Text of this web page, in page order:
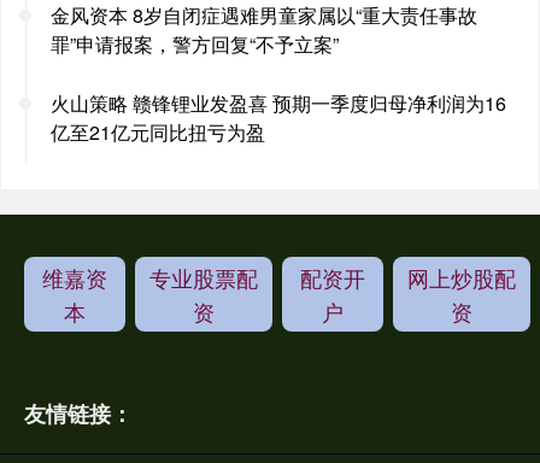
金风资本 8岁自闭症遇难男童家属以“重大责任事故
罪”申请报案，警方回复“不予立案”
火山策略 赣锋锂业发盈喜 预期一季度归母净利润为16
亿至21亿元同比扭亏为盈
维嘉资
本
专业股票配
资
配资开
户
网上炒股配
资
友情链接：